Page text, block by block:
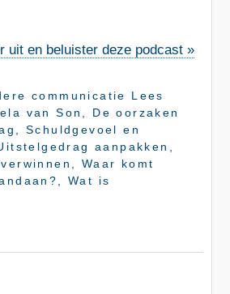
uit en beluister deze podcast »
communicatie
Lees
van Son
De oorzaken
,Schuldgevoel en
aanpakken
Waar komt
,Wat is